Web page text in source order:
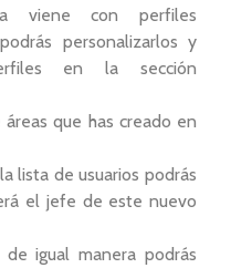
viene con perfiles
personalizarlos y
en la sección
que has creado en
lista de usuarios podrás
el jefe de este nuevo
de igual manera podrás